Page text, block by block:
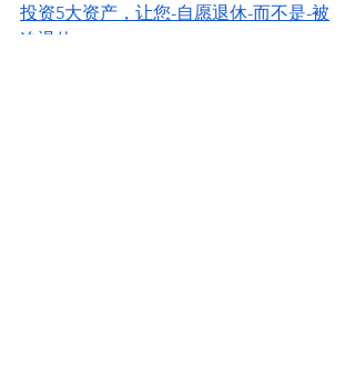
投资5大资产，让您-自愿退休-而不是-被
迫退休